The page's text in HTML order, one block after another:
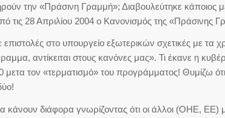
την «Πράσινη Γραμμή»; Διαβουλεύτηκε κάποιος
τις 28 Απριλίου 2004 ο Κανονισμός της «Πράσινης
στο υπουργείο εξωτερικών σχετικές με τα
αντίκειται στους κανόνες μας». Τι έκανε η
τον «τερματισμό» του προγράμματος! Θυμίζω
κάνουν διάφορα γνωρίζοντας ότι οι άλλοι (ΟΗΕ, ΕΕ)